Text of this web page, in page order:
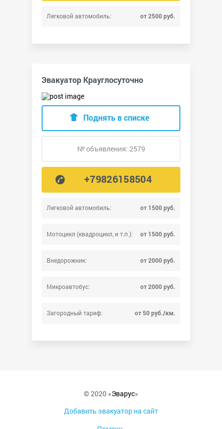
Легковой автомобиль: от 2500 руб.
Эвакуатор Крауглосуточно
Легковой автомобиль: от 1500 руб.
Мотоцикл (квадроцикл, и т.п.): от 1500 руб.
Внедорожник: от 2000 руб.
Микроавтобус: от 2000 руб.
Загородный тариф: от 50 руб./км.
Поднять в списке
№ объявления: 2579
+79826158504
© 2020 «Эварус»
Добавить эвакуатор на сайт